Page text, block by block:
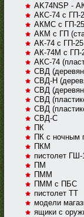
AK74NSP -
АКС-74 с ГП-
АКМС с ГП-25
АКМ с ГП
АК-74 с ГП-25
АК-74М с ГП-
АКС-74
СВД
СВД-Н
СВД
СВД
СВД
СВД-С
ПК
ПК с ночным
ПКМ
пистолет ГШ-
ПМ
ПММ
ПММ с ПБС
пистолет ТТ
модели
ящики с